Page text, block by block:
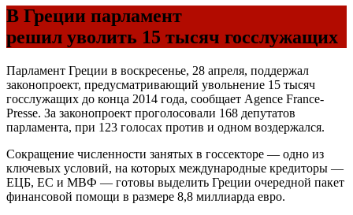
В Греции парламент
решил уволить 15 тысяч госслужащих
Парламент Греции в воскресенье, 28 апреля, поддержал
законопроект, предусматривающий увольнение 15 тысяч
госслужащих до конца 2014 года, сообщает Agence France-
Presse. За законопроект проголосовали 168 депутатов
парламента, при 123 голосах против и одном воздержался.
Сокращение численности занятых в госсекторе — одно из
ключевых условий, на которых международные кредиторы —
ЕЦБ, ЕС и МВФ — готовы выделить Греции очередной пакет
финансовой помощи в размере 8,8 миллиарда евро.